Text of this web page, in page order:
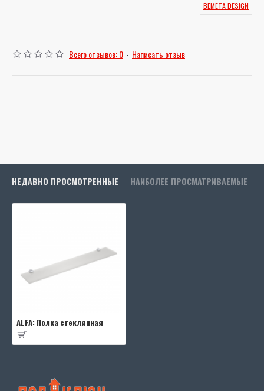
глубина: 121 mm
BEMETA DESIGN
Всего отзывов: 0 - Написать отзыв
НЕДАВНО ПРОСМОТРЕННЫЕ НАИБОЛЕЕ ПРОСМАТРИВАЕМЫЕ
ALFA: Полка стеклянная